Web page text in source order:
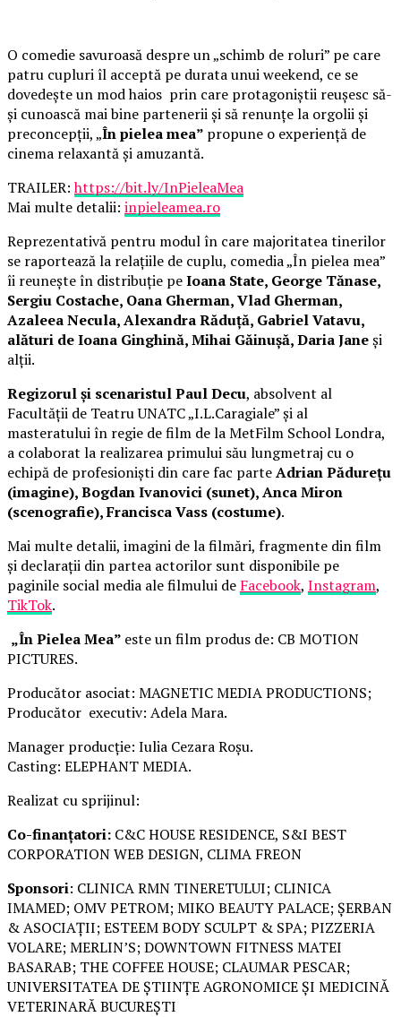
O comedie savuroasă despre un „schimb de roluri” pe care
patru cupluri îl acceptă pe durata unui weekend, ce se
dovedește un mod haios prin care protagoniștii reușesc să-
și cunoască mai bine partenerii și să renunțe la orgolii și
preconcepții, „În pielea mea” propune o experiență de
cinema relaxantă și amuzantă.
TRAILER:https://bit.ly/InPieleaMea
Mai multe detalii: inpieleamea.ro
Reprezentativă pentru modul în care majoritatea tinerilor
se raportează la relațiile de cuplu, comedia „În pielea mea”
îi reunește în distribuție peIoana State, George Tănase,
Sergiu Costache, Oana Gherman, Vlad Gherman,
Azaleea Necula, Alexandra Răduță, Gabriel Vatavu,
alături de Ioana Ginghină, Mihai Găinușă, Daria Janeși
alții.
Regizorul și scenaristul Paul Decu, absolvent al
Facultății de Teatru UNATC „I.L.Caragiale” și al
masteratului în regie de film de la MetFilm School Londra,
a colaborat la realizarea primului său lungmetraj cu o
echipă de profesioniști din care fac parteAdrian Pădurețu
(imagine), Bogdan Ivanovici (sunet), Anca Miron
(scenografie), Francisca Vass (costume).
Mai multe detalii, imagini de la filmări, fragmente din film
și declarații din partea actorilor sunt disponibile pe
paginile social media ale filmului de Facebook, Instagram,
TikTok.
„În Pielea Mea” este un film produs de: CB MOTION
PICTURES.
Producător asociat: MAGNETIC MEDIA PRODUCTIONS;
Producător executiv: Adela Mara.
Manager producție: Iulia Cezara Roșu.
Casting: ELEPHANT MEDIA.
Realizat cu sprijinul:
Co-finanțatori: C&C HOUSE RESIDENCE, S&I BEST
CORPORATION WEB DESIGN, CLIMA FREON
Sponsori: CLINICA RMN TINERETULUI; CLINICA
IMAMED; OMV PETROM; MIKO BEAUTY PALACE; ȘERBAN
& ASOCIAȚII; ESTEEM BODY SCULPT & SPA; PIZZERIA
VOLARE; MERLIN’S; DOWNTOWN FITNESS MATEI
BASARAB; THE COFFEE HOUSE; CLAUMAR PESCAR;
UNIVERSITATEA DE ȘTIINȚE AGRONOMICE ȘI MEDICINĂ
VETERINARĂ BUCUREȘTI